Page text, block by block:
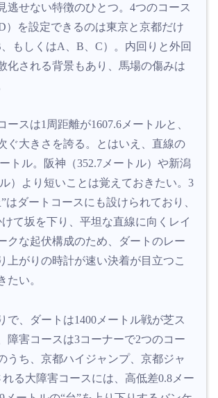
逃せない特徴のひとつ。4つのコース
）を設定できるのは東京と京都だけ
、もしくはA、B、C）。内回りと外回
化される背景もあり、馬場の傷みは
ースは1周距離が1607.6メートルと、
ぐ大きさを誇る。とはいえ、直線の
トル。阪神（352.7メートル）や新潟
ル）より短いことは覚えておきたい。3
はダートコースにも設けられており、
て坂を下り、平坦な直線に向くレイ
クな起伏構成のため、ダートのレー
上がりの時計が速い決着が目立つこ
たい。
で、ダートは1400メートル戦が芝ス
障害コースは3コーナーで2つのコー
うち、京都ハイジャンプ、京都ジャ
れる大障害コースには、高低差0.8メー